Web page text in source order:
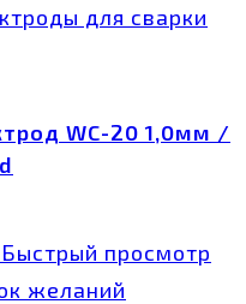
для сварки
WC-20 1,0мм /
Быстрый просмотр
желаний